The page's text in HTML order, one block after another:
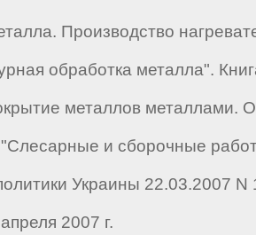
Производство
обработка металла".
металлов металлами.
и сборочные
Украины 22.03.2007
2007 г.